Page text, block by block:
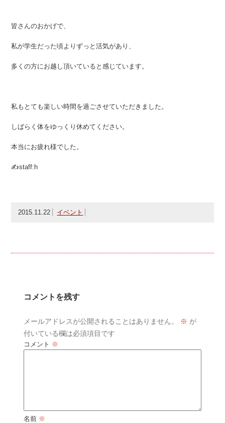
皆さんのおかげで、
私が学生だった頃よりずっと活気があり、
多くの方にお越し頂いていると感じています。
私もとても楽しい時間を過ごさせていただきました。
しばらく体をゆっくり休めてください。
本当にお疲れ様でした。
✍staff:h
2015.11.22 イベント
コメントを残す
メールアドレスが公開されることはありません。 ※ が
付いている欄は必須項目です
コメント ※
名前 ※